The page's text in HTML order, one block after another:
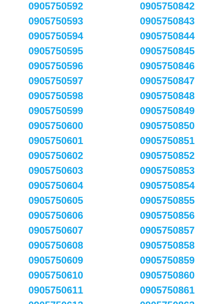
0905750592
0905750593
0905750594
0905750595
0905750596
0905750597
0905750598
0905750599
0905750600
0905750601
0905750602
0905750603
0905750604
0905750605
0905750606
0905750607
0905750608
0905750609
0905750610
0905750611
0905750842
0905750843
0905750844
0905750845
0905750846
0905750847
0905750848
0905750849
0905750850
0905750851
0905750852
0905750853
0905750854
0905750855
0905750856
0905750857
0905750858
0905750859
0905750860
0905750861